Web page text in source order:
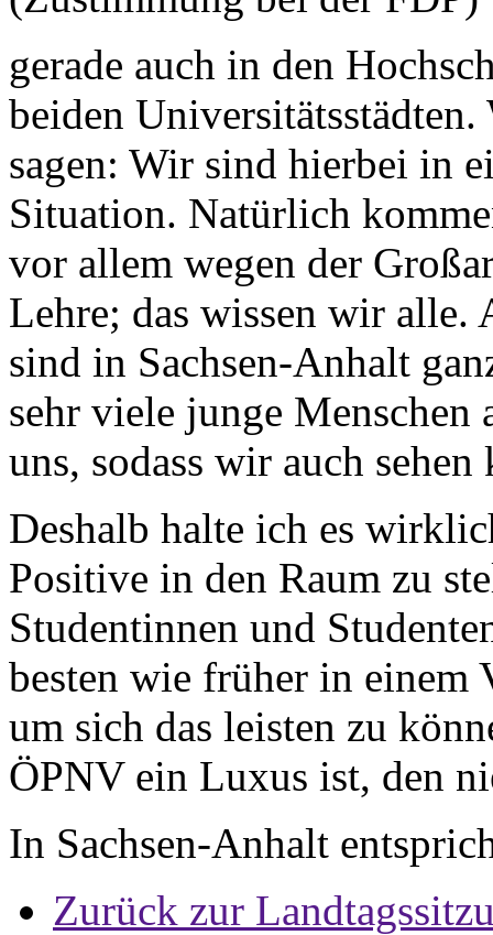
gerade auch in den
beiden
sagen: Wir sind hierbei in
Situation. Natürlich
vor allem wegen der
Lehre; das wissen wir alle.
sind in Sachsen-Anhalt
sehr viele junge Menschen
uns, sodass wir auch
Deshalb halte ich es
Positive in den Raum zu
Studentinnen und
besten wie früher in einem
um sich das leisten zu
ÖPNV ein Luxus ist, den
In Sachsen-Anhalt
Zurück zur